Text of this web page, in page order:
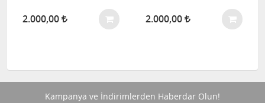
2.000,00 2.000,00
Kampanya ve İndirimlerden Haberdar Olun!